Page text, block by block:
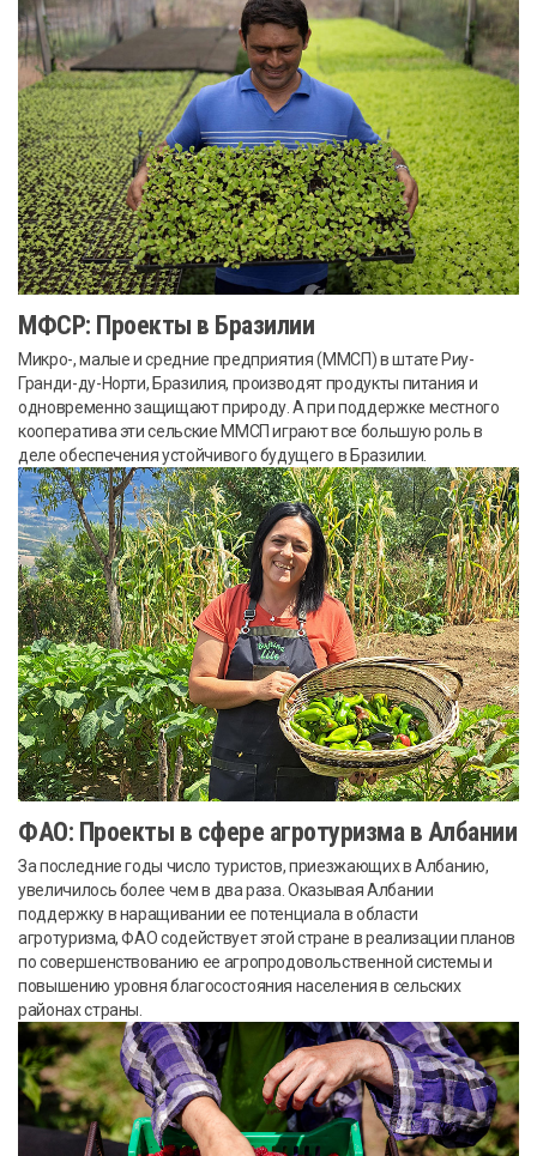
МФСР: Проекты в Бразилии
Микро-, малые и средние предприятия (ММСП) в штате Риу-
Гранди-ду-Норти, Бразилия, производят продукты питания и
одновременно защищают природу. А при поддержке местного
кооператива эти сельские ММСП играют все большую роль в
деле обеспечения устойчивого будущего в Бразилии.
ФАО: Проекты в сфере агротуризма в Албании
За последние годы число туристов, приезжающих в Албанию,
увеличилось более чем в два раза. Оказывая Албании
поддержку в наращивании ее потенциала в области
агротуризма, ФАО содействует этой стране в реализации планов
по совершенствованию ее агропродовольственной системы и
повышению уровня благосостояния населения в сельских
районах страны.